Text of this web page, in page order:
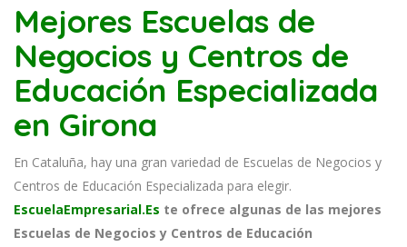
Mejores Escuelas de
Negocios y Centros de
Educación Especializada
en Girona
En Cataluña, hay una gran variedad de Escuelas de Negocios y
Centros de Educación Especializada para elegir.
EscuelaEmpresarial.Es te ofrece algunas de las mejores
Escuelas de Negocios y Centros de Educación